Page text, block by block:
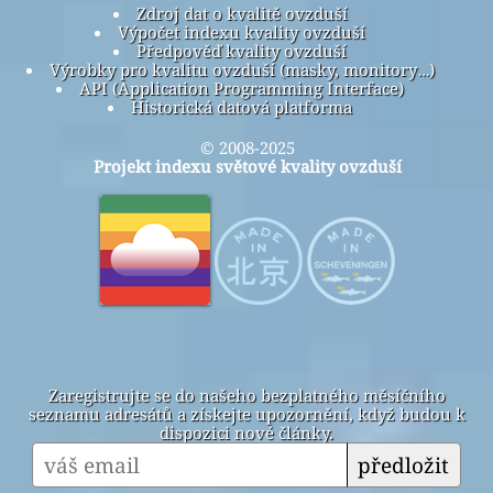
Zdroj dat o kvalitě ovzduší
Výpočet indexu kvality ovzduší
Předpověď kvality ovzduší
Výrobky pro kvalitu ovzduší (masky, monitory…)
API (Application Programming Interface)
Historická datová platforma
© 2008-2025
Projekt indexu světové kvality ovzduší
Zaregistrujte se do našeho bezplatného měsíčního
seznamu adresátů a získejte upozornění, když budou k
dispozici nové články.
předložit